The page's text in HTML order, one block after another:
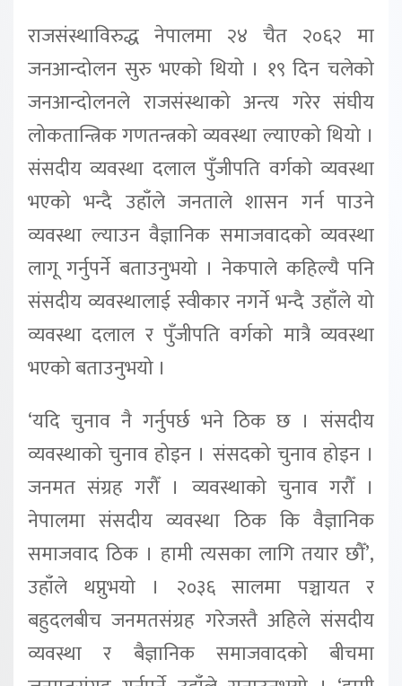
राजसंस्थाविरुद्ध नेपालमा २४ चैत २०६२ मा
जनआन्दोलन सुरु भएको थियो । १९ दिन चलेको
जनआन्दोलनले राजसंस्थाको अन्त्य गरेर संघीय
लोकतान्त्रिक गणतन्त्रको व्यवस्था ल्याएको थियो ।
संसदीय व्यवस्था दलाल पुँजीपति वर्गको व्यवस्था
भएको भन्दै उहाँले जनताले शासन गर्न पाउने
व्यवस्था ल्याउन वैज्ञानिक समाजवादको व्यवस्था
लागू गर्नुपर्ने बताउनुभयो । नेकपाले कहिल्यै पनि
संसदीय व्यवस्थालाई स्वीकार नगर्ने भन्दै उहाँले यो
व्यवस्था दलाल र पुँजीपति वर्गको मात्रै व्यवस्था
भएको बताउनुभयो ।
‘यदि चुनाव नै गर्नुपर्छ भने ठिक छ । संसदीय
व्यवस्थाको चुनाव होइन । संसदको चुनाव होइन ।
जनमत संग्रह गरौँ । व्यवस्थाको चुनाव गरौँ ।
नेपालमा संसदीय व्यवस्था ठिक कि वैज्ञानिक
समाजवाद ठिक । हामी त्यसका लागि तयार छौँ’,
उहाँले थप्नुभयो । २०३६ सालमा पञ्चायत र
बहुदलबीच जनमतसंग्रह गरेजस्तै अहिले संसदीय
व्यवस्था र बैज्ञानिक समाजवादको बीचमा